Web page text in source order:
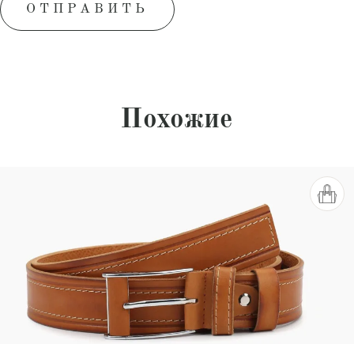
Похожие